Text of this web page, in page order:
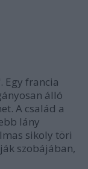
Egy francia
álló
A család a
lány
sikoly töri
szobájában,